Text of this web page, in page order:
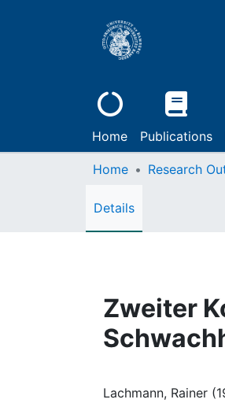
Home Publications
Home Research
Details
Zweiter
Lachmann, Rainer